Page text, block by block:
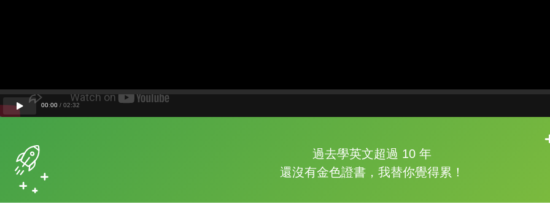
過去學英文超過 10 年
還沒有金色證書，我替你覺得累！
的品牌故事
00:00 / 02:32